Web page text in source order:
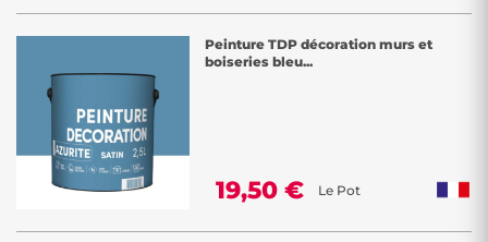
Peinture TDP décoration murs et
boiseries bleu...
19,50 € Le Pot